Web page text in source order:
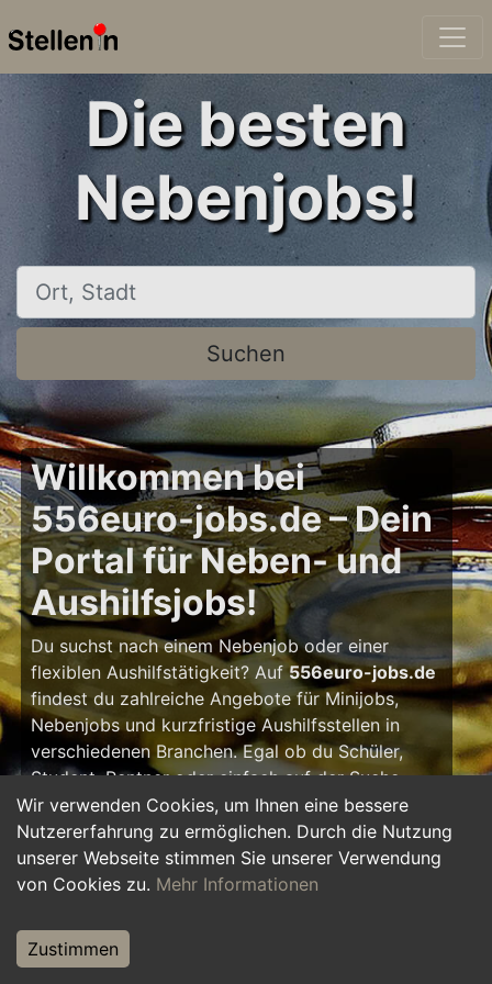
Wir verwenden Cookies, um Ihnen eine bessere
Nutzererfahrung zu ermöglichen. Durch die Nutzung
unserer Webseite stimmen Sie unserer Verwendung
von Cookies zu. Mehr Informationen
Zustimmen
Die besten
Nebenjobs!
Ort, Stadt
Suchen
Willkommen bei
556euro-jobs.de – Dein
Portal für Neben- und
Aushilfsjobs!
Du suchst nach einem Nebenjob oder einer
flexiblen Aushilfstätigkeit? Auf556euro-jobs.de
findest du zahlreiche Angebote für Minijobs,
Nebenjobs und kurzfristige Aushilfsstellen in
verschiedenen Branchen. Egal ob du Schüler,
Student, Rentner oder einfach auf der Suche
nach einem kleinen Zusatzverdienst bist – hier
findest du die passende Tätigkeit, die zu deinem
Zeitplan passt.
Ein Nebenjob oder Aushilfsjob bietet viele